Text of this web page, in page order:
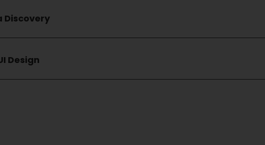
Discovery
Design